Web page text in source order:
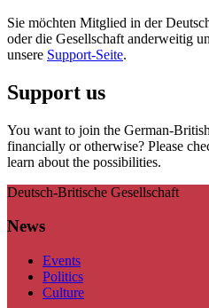
Sie möchten Mitglied in der
oder die Gesellschaft anderweitig
unsere Support-Seite.
Support us
You want to join the German-
financially or otherwise? Please
learn about the possibilities.
Deutsch-Britische Gesellschaft
News
Events
Politics
Culture